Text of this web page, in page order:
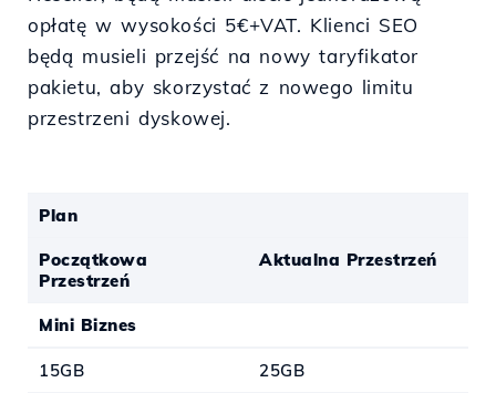
opłatę w wysokości 5€+VAT. Klienci SEO
będą musieli przejść na nowy taryfikator
pakietu, aby skorzystać z nowego limitu
przestrzeni dyskowej.
Plan
Początkowa
Przestrzeń
Aktualna Przestrzeń
Mini Biznes
15GB 25GB